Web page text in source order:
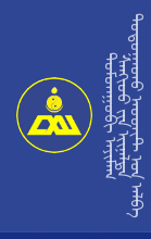
ᠳᠤᠮᠳᠠᠭᠣᠪᠢ ᠠᠶᠢᠮᠠᠭᠰᠠᠩᢈᠦᠦ ᠶ᠋ᠢᠨ ᢈᠢᠨᠠᠯᠲᠠᠳᠣᠲᠤᠭᠠᠳᠤ ᠠᠦᠳᠢᠲ ᠤ᠋ᠨ ᠠᠯᠪᠠ